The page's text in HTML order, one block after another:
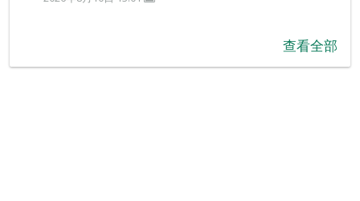
查看全部